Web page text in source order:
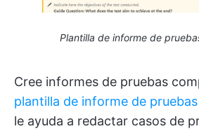
Plantilla de informe de
Cree informes de pruebas
plantilla de informe de
le ayuda a redactar casos de